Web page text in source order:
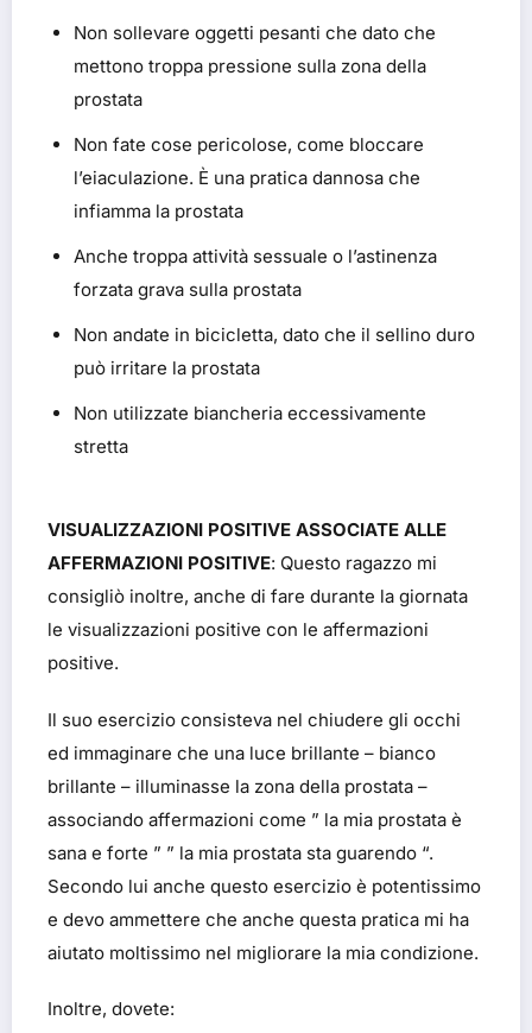
Non sollevare oggetti pesanti che dato che
mettono troppa pressione sulla zona della
prostata
Non fate cose pericolose, come bloccare
l’eiaculazione. È una pratica dannosa che
infiamma la prostata
Anche troppa attività sessuale o l’astinenza
forzata grava sulla prostata
Non andate in bicicletta, dato che il sellino duro
può irritare la prostata
Non utilizzate biancheria eccessivamente
stretta
VISUALIZZAZIONI POSITIVE ASSOCIATE ALLE
AFFERMAZIONI POSITIVE: Questo ragazzo mi
consigliò inoltre, anche di fare durante la giornata
le visualizzazioni positive con le affermazioni
positive.
Il suo esercizio consisteva nel chiudere gli occhi
ed immaginare che una luce brillante – bianco
brillante – illuminasse la zona della prostata –
associando affermazioni come ” la mia prostata è
sana e forte ” ” la mia prostata sta guarendo “.
Secondo lui anche questo esercizio è potentissimo
e devo ammettere che anche questa pratica mi ha
aiutato moltissimo nel migliorare la mia condizione.
Inoltre, dovete: